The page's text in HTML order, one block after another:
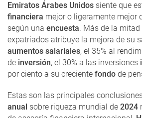
Emiratos Árabes Unidos siente que
financiera mejor o ligeramente mejor
según una encuesta. Más de la mitad
expatriados atribuye la mejora de su
aumentos salariales, el 35% al
de inversión, el 30% a las inversiones
por ciento a su creciente fondo de
Estas son las principales
anual sobre riqueza mundial de 2024